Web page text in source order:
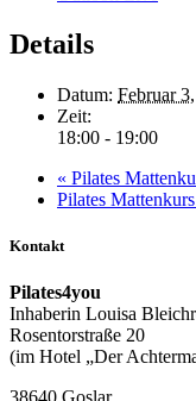
Details
Datum: Februar
Zeit:
18:00 - 19:00
« Pilates
Pilates
Kontakt
Pilates4you
Inhaberin Louisa
Rosentorstraße 20
(im Hotel „Der